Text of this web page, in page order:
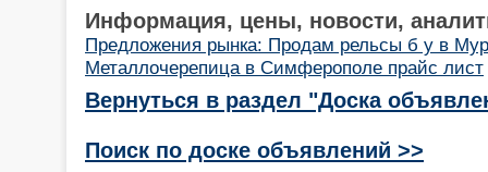
Информация, цены, новости,
Предложения рынка: Продам рельсы б у в
Металлочерепица в Симферополе прайс лист
Вернуться в раздел "Доска
Поиск по доске объявлений >>